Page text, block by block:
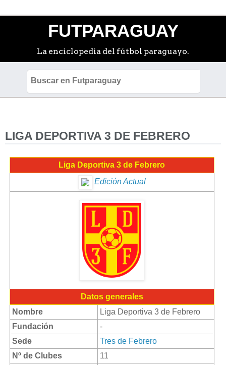
FUTPARAGUAY
La enciclopedia del fútbol paraguayo.
LIGA DEPORTIVA 3 DE FEBRERO
Liga Deportiva 3 de Febrero
Edición Actual
Datos generales
Nombre
Liga Deportiva 3 de Febrero
Fundación
-
Sede
Tres de Febrero
Nº de Clubes
11